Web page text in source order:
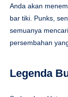
Anda akan
bar tiki. Punks,
semuanya
persembahan
Legenda